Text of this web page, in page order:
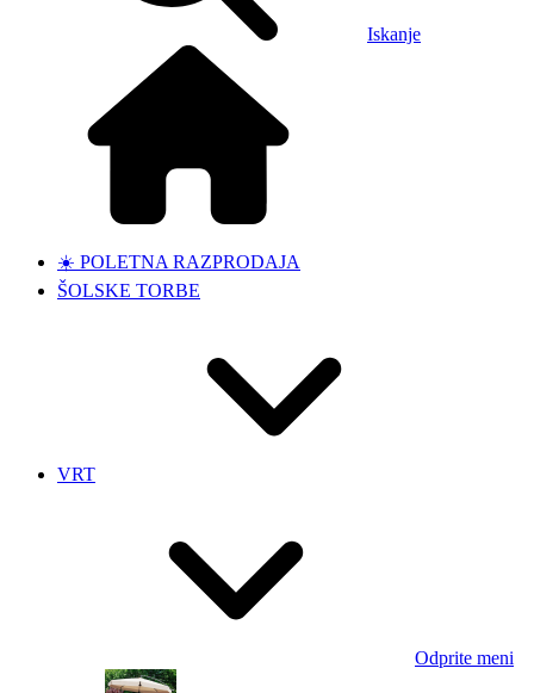
Iskanje
☀️ POLETNA RAZPRODAJA
ŠOLSKE TORBE
VRT
Odprite meni